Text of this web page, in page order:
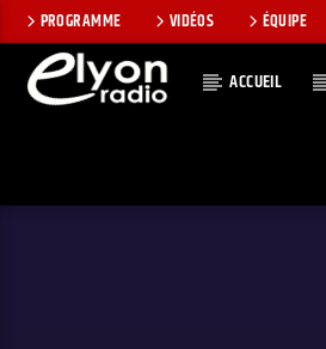
PROGRAMME VIDÉOS ÉQUIPE
ACCUEIL